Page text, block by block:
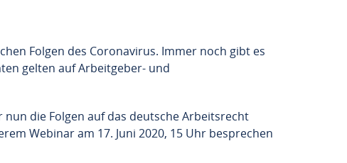
Folgen des Coronavirus. Immer noch gibt es
gelten auf Arbeitgeber- und
die Folgen auf das deutsche Arbeitsrecht
Webinar am 17. Juni 2020, 15 Uhr besprechen